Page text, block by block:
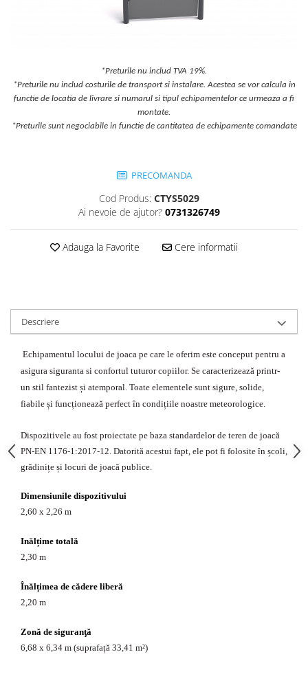
Echipamente tematice
Echipamente persoane cu
dizabilitati
Fotbal si Handbal
Tenis si Volei
Echipamente fitness
Mese de jocuri
MOBILIER URBAN
Garduri/Imprejmuiri
Cosuri de gunoi
Panouri pentru informare/Marcaje
Foisoare si pergole
Rastel Biciclete
Banci
*Preturile nu includ TVA 19%.
*Preturile nu includ costurile de transport si instalare. Acestea se vor calcula in
functie de locatia de livrare si numarul si tipul echipamentelor ce urmeaza a fi
montate.
*Preturile sunt negociabile in functie de cantitatea de echipamente comandate
PRECOMANDA
Cod Produs: CTYS5029
Ai nevoie de ajutor? 0731326749
Adauga la Favorite Cere informatii
Descriere
Echipamentul locului de joaca pe care le oferim este conceput pentru a
asigura siguranta si confortul tuturor copiilor. Se caracterizează printr-
un stil fantezist și atemporal. Toate elementele sunt sigure, solide,
fiabile și funcționează perfect în condițiile noastre meteorologice.
Dispozitivele au fost proiectate pe baza standardelor de teren de joacă
PN-EN 1176-1:2017-12. Datorită acestui fapt, ele pot fi folosite în școli,
grădinițe și locuri de joacă publice.
Dimensiunile dispozitivului
2,60 x 2,26 m
Inălțime totală
2,30 m
Înălțimea de cădere liberă
2,20 m
Zonă de siguranţă
6,68 x 6,34 m (suprafață 33,41 m²)